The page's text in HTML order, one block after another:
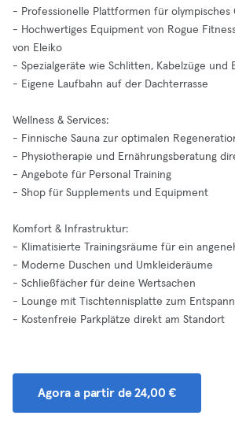
- Professionelle Plattformen für olympisches
- Hochwertiges Equipment von Rogue
von Eleiko
- Spezialgeräte wie Schlitten, Kabelzüge und
- Eigene Laufbahn auf der Dachterrasse
Wellness & Services:
- Finnische Sauna zur optimalen
- Physiotherapie und Ernährungsberatung
- Angebote für Personal Training
- Shop für Supplements und Equipment
Komfort & Infrastruktur:
- Klimatisierte Trainingsräume für ein
- Moderne Duschen und Umkleideräume
- Schließfächer für deine Wertsachen
- Lounge mit Tischtennisplatte zum
- Kostenfreie Parkplätze direkt am Standort
Agora a partir de 24,00 €